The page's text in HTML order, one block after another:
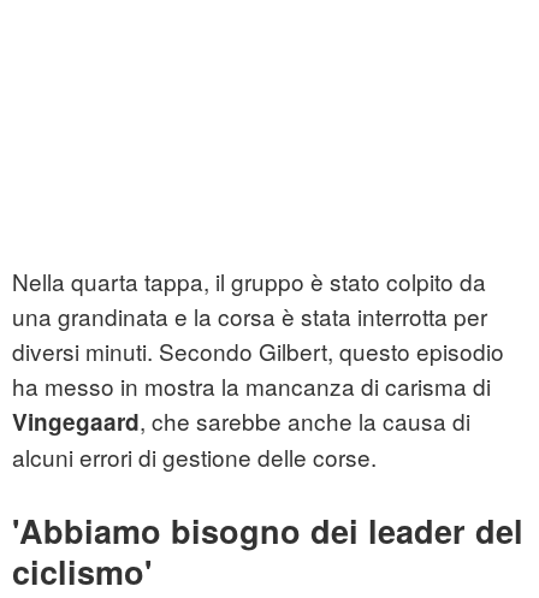
Nella quarta tappa, il gruppo è stato colpito da
una grandinata e la corsa è stata interrotta per
diversi minuti. Secondo Gilbert, questo episodio
ha messo in mostra la mancanza di carisma di
Vingegaard, che sarebbe anche la causa di
alcuni errori di gestione delle corse.
'Abbiamo bisogno dei leader del
ciclismo'